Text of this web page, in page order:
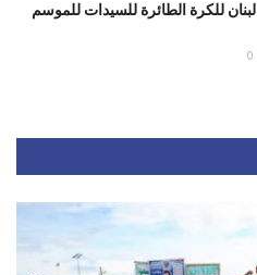
للكرة الطائرة للسيدات للموسم
0